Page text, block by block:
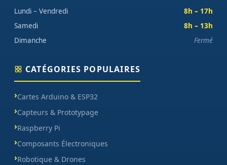
Lundi – Vendredi
8h – 17h
Samedi
8h – 13h
Dimanche
Fermé
CATÉGORIES POPULAIRES
Cartes Arduino & ESP32
Capteurs & Prototypage
Raspberry Pi
Composants Électroniques
Robotique & Drones